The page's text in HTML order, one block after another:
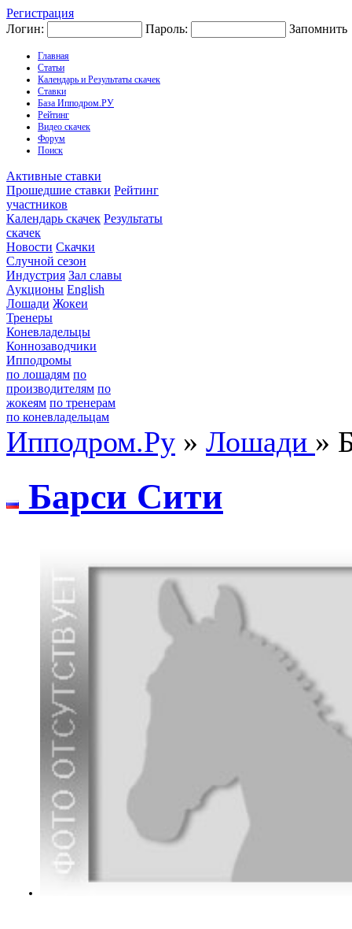
Регистрация
Логин:
Пароль: Запомнить
Главная
Статьи
Календарь и Результаты скачек
Ставки
База Ипподром.РУ
Рейтинг
Видео скачек
Форум
Поиск
Активные ставки
Прошедшие ставки Рейтинг
участников
Календарь скачек Результаты
скачек
Новости Скачки
Случной сезон
Индустрия Зал славы
Аукционы English
Лошади Жокеи
Тренеры
Коневладельцы
Коннозаводчики
Ипподромы
по лошадям по
производителям по
жокеям по тренерам
по коневладельцам
Ипподром.Ру » Лошади »
Барcи Cити